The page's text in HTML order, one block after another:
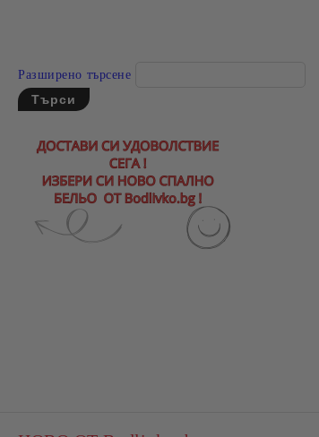
Разширено търсене